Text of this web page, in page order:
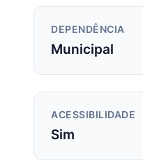
DEPENDÊNCIA
Municipal
ACESSIBILIDADE
Sim